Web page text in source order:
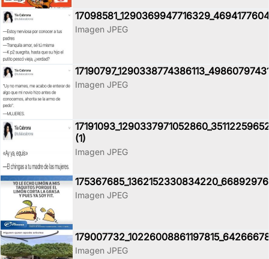
Imagen JPEG
Imagen JPEG
(1)
Imagen JPEG
Imagen JPEG
Imagen JPEG